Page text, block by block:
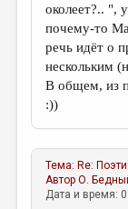
околеет?.. ",
почему-то
речь идёт о
нескольким
В общем, из
:))
Тема: Re:
АвторО.
Дата и время: